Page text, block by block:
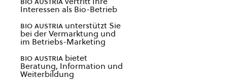
Interessen als Bio-Betrieb
bio austria unterstützt Sie
bei der Vermarktung und
im Betriebs-Marketing
bio austria bietet
Beratung, Information und
Weiterbildung